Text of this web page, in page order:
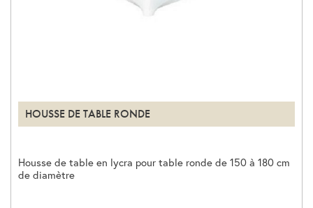
HOUSSE DE TABLE RONDE
Housse de table en lycra pour table ronde de 150 à 180 cm
de diamètre